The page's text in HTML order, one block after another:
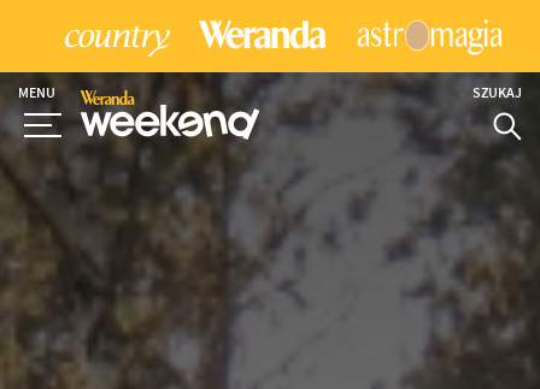
MENU SZUKAJ